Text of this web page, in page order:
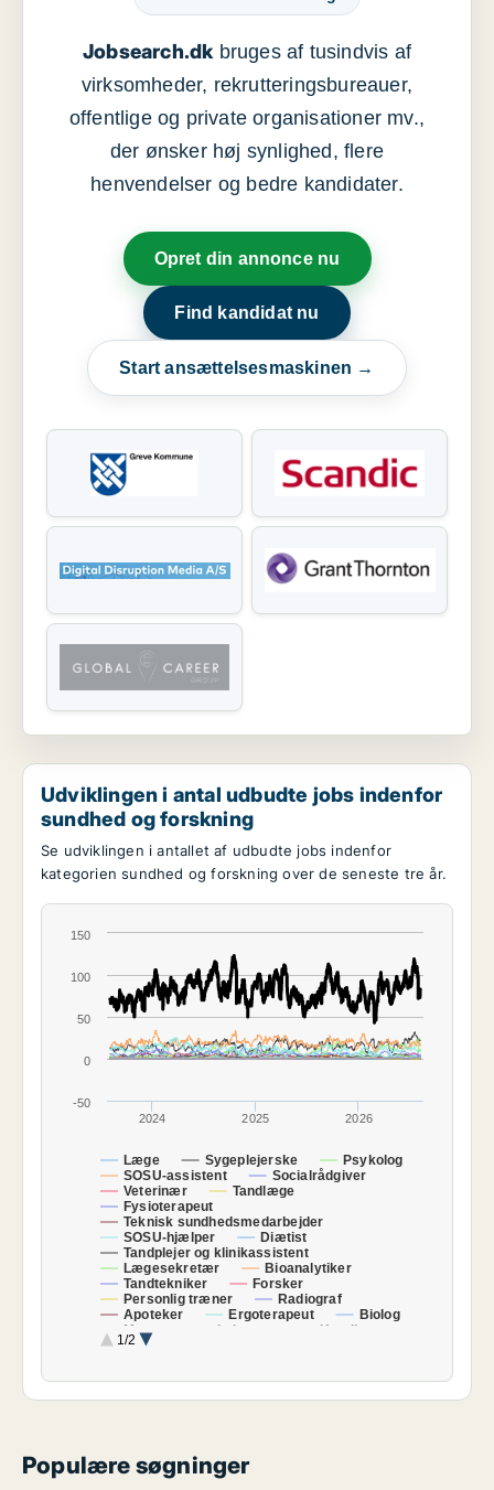
Jobsearch.dkbruges af tusindvis af
virksomheder, rekrutteringsbureauer,
offentlige og private organisationer mv.,
der ønsker høj synlighed, flere
henvendelser og bedre kandidater.
Opret din annonce nu
Find kandidat nu
Start ansættelsesmaskinen →
Udviklingen i antal udbudte jobs indenfor
sundhed og forskning
Se udviklingen i antallet af udbudte jobs indenfor
kategorien sundhed og forskning over de seneste tre år.
Læge Sygeplejerske
Psykolog
SOSU-assistent
Socialrådgiver
Veterinær
Tandlæge
Fysioterapeut
Teknisk sundhedsmedarbejder
SOSU-hjælper
Diætist
Tandplejer og klinikassistent
Lægesekretær
Bioanalytiker
Tandtekniker
Forsker
Personlig træner
Radiograf
Apoteker
Ergoterapeut
Biolog
Massør
Laborant
Kemiker
Optiker
1/2
2024 2025 2026
0
50
100
150
-50
Populære søgninger